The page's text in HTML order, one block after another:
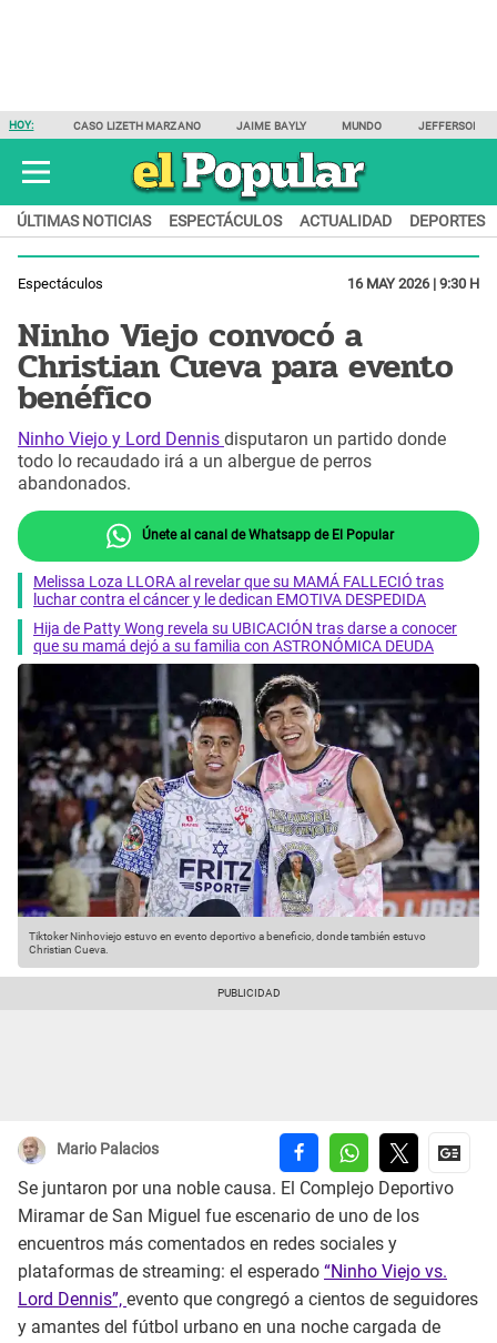
HOY: CASO LIZETH MARZANO JAIME BAYLY MUNDO JEFFERSON
ÚLTIMAS NOTICIAS ESPECTÁCULOS ACTUALIDAD DEPORTES
Espectáculos 16 MAY 2026 | 9:30 H
Ninho Viejo convocó a
Christian Cueva para evento
benéfico
Ninho Viejo y Lord Dennis disputaron un partido donde
todo lo recaudado irá a un albergue de perros
abandonados.
Únete al canal de Whatsapp de El Popular
Melissa Loza LLORA al revelar que su MAMÁ FALLECIÓ tras
luchar contra el cáncer y le dedican EMOTIVA DESPEDIDA
Hija de Patty Wong revela su UBICACIÓN tras darse a conocer
que su mamá dejó a su familia con ASTRONÓMICA DEUDA
Tiktoker Ninhoviejo estuvo en evento deportivo a beneficio, donde también estuvo
Christian Cueva.
Mario Palacios
Se juntaron por una noble causa. El Complejo Deportivo
Miramar de San Miguel fue escenario de uno de los
encuentros más comentados en redes sociales y
plataformas de streaming: el esperado “Ninho Viejo vs.
Lord Dennis”, evento que congregó a cientos de seguidores
y amantes del fútbol urbano en una noche cargada de